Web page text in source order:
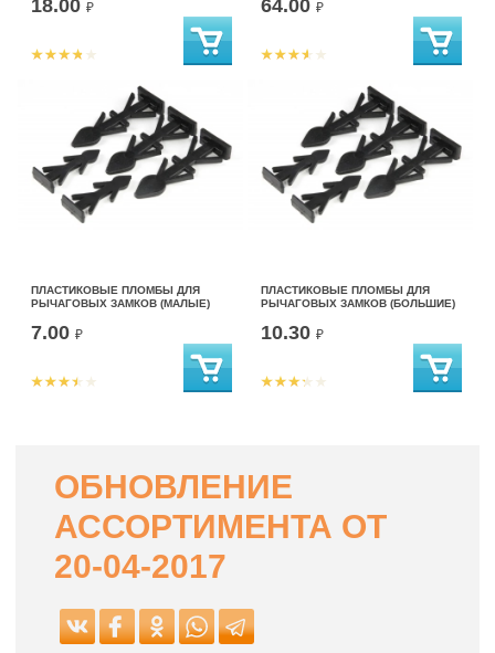
18.00 ₽ 64.00 ₽
ПЛАСТИКОВЫЕ ПЛОМБЫ ДЛЯ
РЫЧАГОВЫХ ЗАМКОВ (МАЛЫЕ)
7.00 ₽
ПЛАСТИКОВЫЕ ПЛОМБЫ ДЛЯ
РЫЧАГОВЫХ ЗАМКОВ (БОЛЬШИЕ)
10.30 ₽
ОБНОВЛЕНИЕ
АССОРТИМЕНТА ОТ
20-04-2017